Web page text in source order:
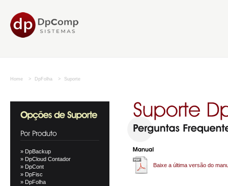
Home > DpFolha > Suporte
Baixe a última versão do
» DpBackup
» DpCloud Contador
» DpCont
» DpFisc
» DpFolha